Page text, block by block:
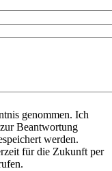
genommen. Ich
Beantwortung
werden.
für die Zukunft per